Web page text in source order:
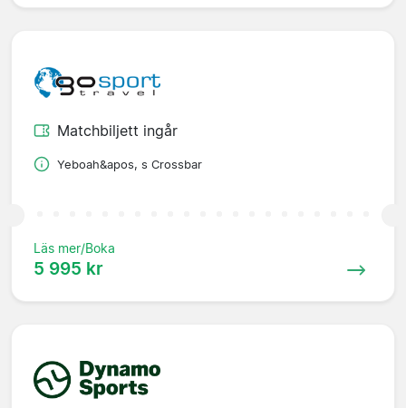
Matchbiljett ingår
Yeboah&apos, s Crossbar
Läs mer/Boka
5 995 kr